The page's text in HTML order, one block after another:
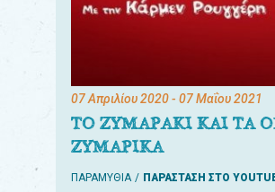
07 Απριλίου 2020- 07 Μαΐου 2021
ΤΟ ΖΥΜΑΡΑΚΙ ΚΑΙ ΤΑ
ΖΥΜΑΡΙΚΑ
ΠΑΡΑΜΥΘΙΑ ΠΑΡΑΣΤΑΣΗ ΣΤΟ